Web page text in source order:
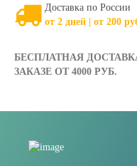
Доставка по России
от 2 дней | от 200
БЕСПЛАТНАЯ
ЗАКАЗЕ ОТ 4000 РУБ.